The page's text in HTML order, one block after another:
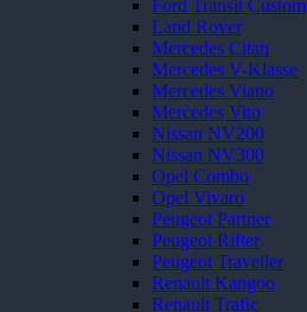
Ford Transit Custom
Land Rover
Mercedes Citan
Mercedes V-Klasse
Mercedes Viano
Mercedes Vito
Nissan NV200
Nissan NV300
Opel Combo
Opel Vivaro
Peugeot Partner
Peugeot Rifter
Peugeot Traveller
Renault Kangoo
Renault Trafic